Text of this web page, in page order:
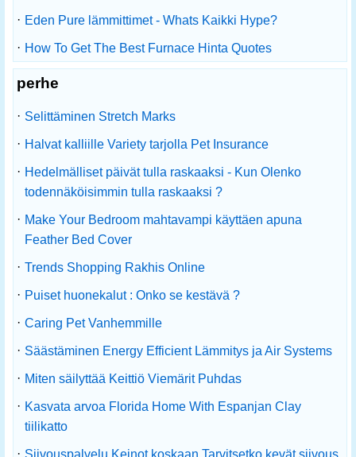
· Eden Pure lämmittimet - Whats Kaikki Hype?
· How To Get The Best Furnace Hinta Quotes
perhe
· Selittäminen Stretch Marks
· Halvat kalliille Variety tarjolla Pet Insurance
· Hedelmälliset päivät tulla raskaaksi - Kun Olenko
todennäköisimmin tulla raskaaksi ?
· Make Your Bedroom mahtavampi käyttäen apuna
Feather Bed Cover
· Trends Shopping Rakhis Online
· Puiset huonekalut : Onko se kestävä ?
· Caring Pet Vanhemmille
· Säästäminen Energy Efficient Lämmitys ja Air Systems
· Miten säilyttää Keittiö Viemärit Puhdas
· Kasvata arvoa Florida Home With Espanjan Clay
tiilikatto
· Siivouspalvelu Keinot koskaan Tarvitsetko kevät siivous